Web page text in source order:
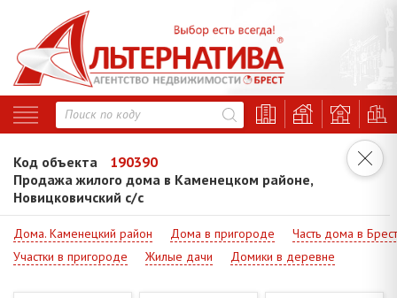
Код объекта
190390
Продажа жилого дома в Каменецком районе,
Новицковичский с/с
Дома. Каменецкий район Дома в пригороде
Часть дома в
Участки в пригороде
Жилые дачи Домики в деревне